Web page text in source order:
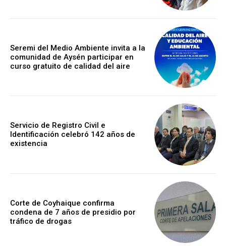
Seremi del Medio Ambiente invita a la
comunidad de Aysén participar en
curso gratuito de calidad del aire
Servicio de Registro Civil e
Identificación celebró 142 años de
existencia
Corte de Coyhaique confirma
condena de 7 años de presidio por
tráfico de drogas